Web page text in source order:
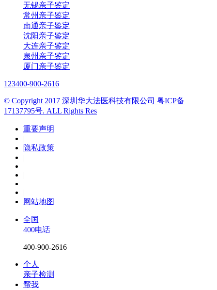
无锡亲子鉴定
常州亲子鉴定
南通亲子鉴定
沈阳亲子鉴定
大连亲子鉴定
泉州亲子鉴定
厦门亲子鉴定
123400-900-2616
© Copyright 2017 深圳华大法医科技有限公司 粤ICP备
17137795号. ALL Rights Res
重要声明
|
隐私政策
|
|
|
网站地图
全国
400电话
400-900-2616
个人
亲子检测
帮我